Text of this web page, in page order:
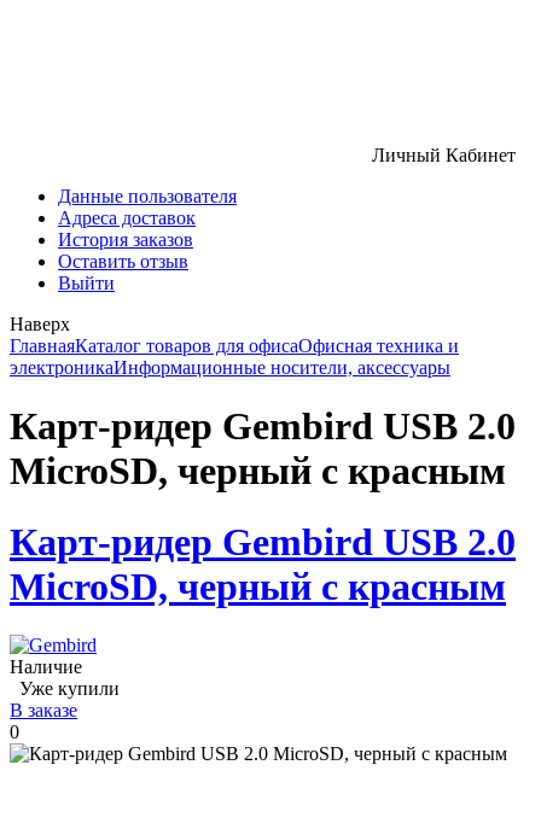
Личный Кабинет
Данные пользователя
Адреса доставок
История заказов
Оставить отзыв
Выйти
Наверх
ГлавнаяКаталог товаров для офисаОфисная техника и
электроникаИнформационные носители, аксессуары
Карт-ридер Gembird USB 2.0
MicroSD, черный с красным
Карт-ридер Gembird USB 2.0
MicroSD, черный с красным
Наличие
Уже купили
В заказе
0